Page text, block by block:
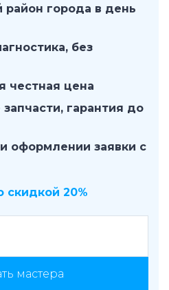
города в день
без
честная цена
гарантия до
оформлении заявки с
скидкой 20%
мастера